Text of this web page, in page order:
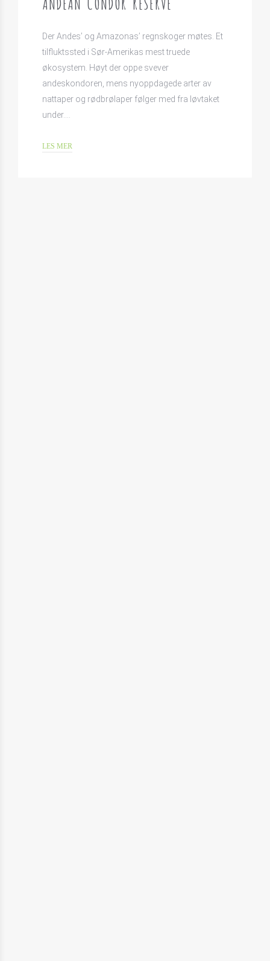
Der Andes’ og Amazonas’ regnskoger møtes. Et
tilfluktssted i Sør-Amerikas mest truede
økosystem. Høyt der oppe svever
andeskondoren, mens nyoppdagede arter av
nattaper og rødbrølaper følger med fra løvtaket
under.…
LES MER